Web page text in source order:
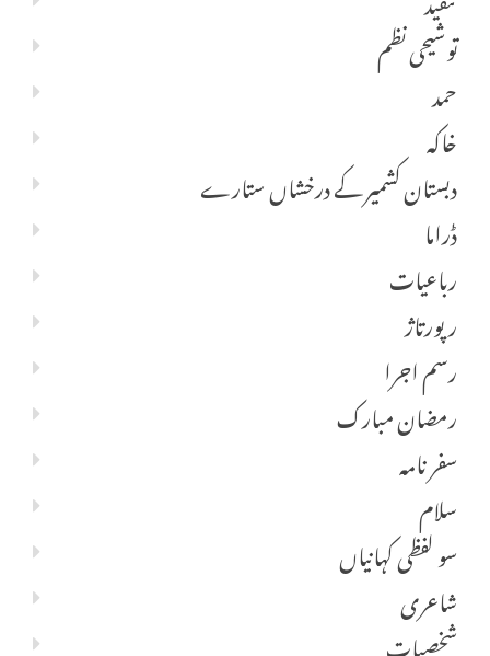
توشیحی نظم
حمد
خاکہ
دبستان کشمیر کے درخشاں ستارے
ڈراما
رباعیات
رپورتاژ
رسم اجرا
رمضان مبارک
سفر نامہ
سلام
سو لفظی کہانیاں
شاعری
شخصیات